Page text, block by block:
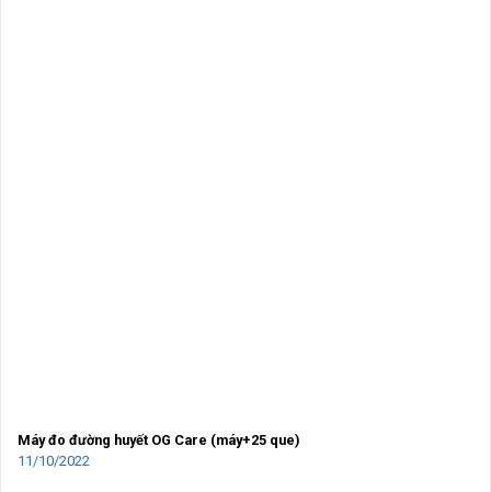
Máy đo đường huyết OG Care (máy+25 que)
11/10/2022